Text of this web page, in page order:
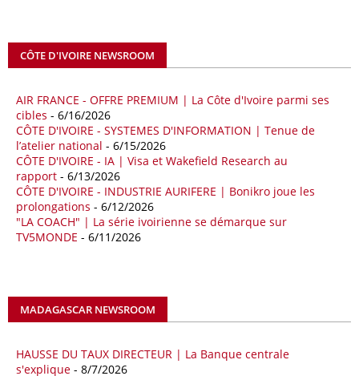
coopération et les investissements dans le secteur énergétique. Cette
séquence survient alors que Rome cherche à réduire son exposition
18/04/26 ALGERIE - BP
La multinationale BP signe son retour en Algérie où un permis de
prospection d’hydrocarbures dans le bassin oriental lui a été attribué
par l’Agence nationale pour la valorisation des ressources en
hydrocarbures (ALNAFT). L’information rendue publique mercredi 15
avril par l’institution, intervient dans le cadre de sa politique de relance
de l’exploration. Le périmètre concerné se situe dans une zone de
l’est du pays jugée peu explorée malgré son potentiel. BP pourra y
lancer ses premières opérations de prospection sur le terrain portant
18/04/26 OUGANDA - CITIBANK
américaine Citibank pour arranger la mobilisation des financements
nécessaires à la construction du chemin de fer à écartement standard
CÔTE D'IVOIRE NEWSROOM
AIR FRANCE - OFFRE PREMIUM | La Côte d'Ivoire parmi ses
cibles - 6/16/2026
CÔTE D'IVOIRE - SYSTEMES D'INFORMATION | Tenue de
l’atelier national - 6/15/2026
CÔTE D'IVOIRE - IA | Visa et Wakefield Research au
rapport - 6/13/2026
CÔTE D'IVOIRE - INDUSTRIE AURIFERE | Bonikro joue les
prolongations - 6/12/2026
"LA COACH" | La série ivoirienne se démarque sur
TV5MONDE - 6/11/2026
MADAGASCAR NEWSROOM
HAUSSE DU TAUX DIRECTEUR | La Banque centrale
s'explique - 8/7/2026